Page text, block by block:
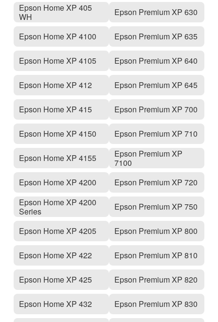
Epson Home XP 405
WH
Epson Home XP 4100
Epson Home XP 4105
Epson Home XP 412
Epson Home XP 415
Epson Home XP 4150
Epson Home XP 4155
Epson Home XP 4200
Epson Home XP 4200
Series
Epson Home XP 4205
Epson Home XP 422
Epson Home XP 425
Epson Home XP 432
Epson Premium XP 630
Epson Premium XP 635
Epson Premium XP 640
Epson Premium XP 645
Epson Premium XP 700
Epson Premium XP 710
Epson Premium XP
7100
Epson Premium XP 720
Epson Premium XP 750
Epson Premium XP 800
Epson Premium XP 810
Epson Premium XP 820
Epson Premium XP 830